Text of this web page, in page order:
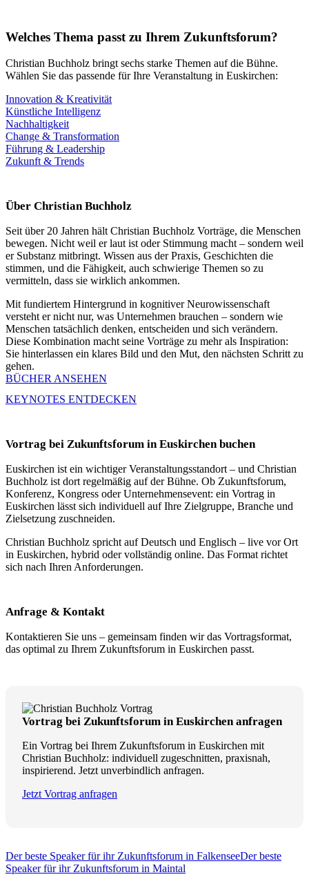
Welches Thema passt zu Ihrem Zukunftsforum?
Christian Buchholz bringt sechs starke Themen auf die Bühne.
Wählen Sie das passende für Ihre Veranstaltung in Euskirchen:
Innovation & Kreativität
Künstliche Intelligenz
Nachhaltigkeit
Change & Transformation
Führung & Leadership
Zukunft & Trends
Über Christian Buchholz
Seit über 20 Jahren hält Christian Buchholz Vorträge, die Menschen
bewegen. Nicht weil er laut ist oder Stimmung macht – sondern weil
er Substanz mitbringt. Wissen aus der Praxis, Geschichten die
stimmen, und die Fähigkeit, auch schwierige Themen so zu
vermitteln, dass sie wirklich ankommen.
Mit fundiertem Hintergrund in kognitiver Neurowissenschaft
versteht er nicht nur, was Unternehmen brauchen – sondern wie
Menschen tatsächlich denken, entscheiden und sich verändern.
Diese Kombination macht seine Vorträge zu mehr als Inspiration:
Sie hinterlassen ein klares Bild und den Mut, den nächsten Schritt zu
gehen.
BÜCHER ANSEHEN
KEYNOTES ENTDECKEN
Vortrag bei Zukunftsforum in Euskirchen buchen
Euskirchen ist ein wichtiger Veranstaltungsstandort – und Christian
Buchholz ist dort regelmäßig auf der Bühne. Ob Zukunftsforum,
Konferenz, Kongress oder Unternehmensevent: ein Vortrag in
Euskirchen lässt sich individuell auf Ihre Zielgruppe, Branche und
Zielsetzung zuschneiden.
Christian Buchholz spricht auf Deutsch und Englisch – live vor Ort
in Euskirchen, hybrid oder vollständig online. Das Format richtet
sich nach Ihren Anforderungen.
Anfrage & Kontakt
Kontaktieren Sie uns – gemeinsam finden wir das Vortragsformat,
das optimal zu Ihrem Zukunftsforum in Euskirchen passt.
Vortrag bei Zukunftsforum in Euskirchen anfragen
Ein Vortrag bei Ihrem Zukunftsforum in Euskirchen mit
Christian Buchholz: individuell zugeschnitten, praxisnah,
inspirierend. Jetzt unverbindlich anfragen.
Jetzt Vortrag anfragen
Der beste Speaker für ihr Zukunftsforum in FalkenseeDer beste
Speaker für ihr Zukunftsforum in Maintal